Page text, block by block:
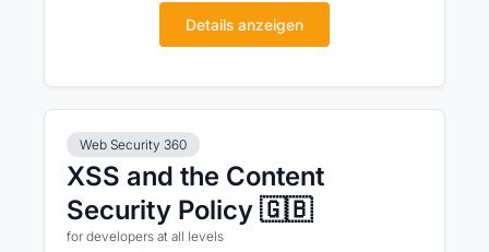
Details anzeigen
Web Security 360
XSS and the Content
Security Policy 🇬🇧
for developers at all levels